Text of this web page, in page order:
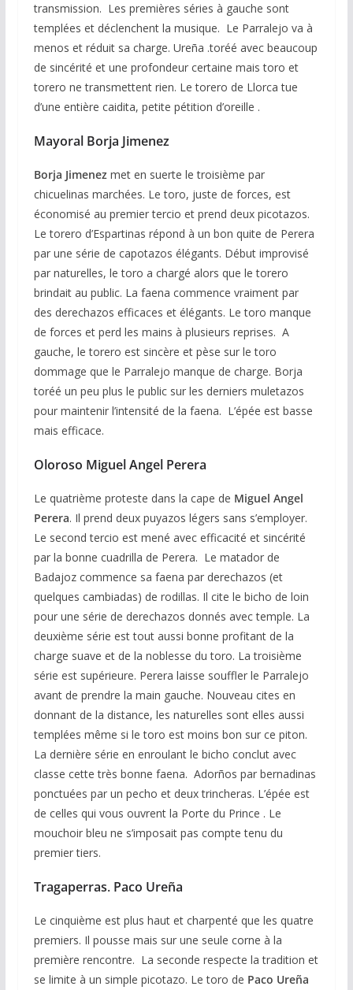
transmission. Les premières séries à gauche sont
templées et déclenchent la musique. Le Parralejo va à
menos et réduit sa charge. Ureña .toréé avec beaucoup
de sincérité et une profondeur certaine mais toro et
torero ne transmettent rien. Le torero de Llorca tue
d’une entière caidita, petite pétition d’oreille .
Mayoral Borja Jimenez
Borja Jimenezmet en suerte le troisième par
chicuelinas marchées. Le toro, juste de forces, est
économisé au premier tercio et prend deux picotazos.
Le torero d’Espartinas répond à un bon quite de Perera
par une série de capotazos élégants. Début improvisé
par naturelles, le toro a chargé alors que le torero
brindait au public. La faena commence vraiment par
des derechazos efficaces et élégants. Le toro manque
de forces et perd les mains à plusieurs reprises. A
gauche, le torero est sincère et pèse sur le toro
dommage que le Parralejo manque de charge. Borja
toréé un peu plus le public sur les derniers muletazos
pour maintenir l’intensité de la faena. L’épée est basse
mais efficace.
Oloroso Miguel Angel Perera
Le quatrième proteste dans la cape de Miguel Angel
Perera. Il prend deux puyazos légers sans s’employer.
Le second tercio est mené avec efficacité et sincérité
par la bonne cuadrilla de Perera. Le matador de
Badajoz commence sa faena par derechazos (et
quelques cambiadas) de rodillas. Il cite le bicho de loin
pour une série de derechazos donnés avec temple. La
deuxième série est tout aussi bonne profitant de la
charge suave et de la noblesse du toro. La troisième
série est supérieure. Perera laisse souffler le Parralejo
avant de prendre la main gauche. Nouveau cites en
donnant de la distance, les naturelles sont elles aussi
templées même si le toro est moins bon sur ce piton.
La dernière série en enroulant le bicho conclut avec
classe cette très bonne faena. Adorños par bernadinas
ponctuées par un pecho et deux trincheras. L’épée est
de celles qui vous ouvrent la Porte du Prince . Le
mouchoir bleu ne s’imposait pas compte tenu du
premier tiers.
Tragaperras. Paco Ureña
Le cinquième est plus haut et charpenté que les quatre
premiers. Il pousse mais sur une seule corne à la
première rencontre. La seconde respecte la tradition et
se limite à un simple picotazo. Le toro de Paco Ureña